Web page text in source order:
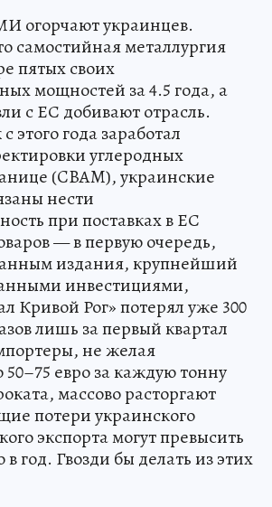
огорчают украинцев.
самостийная металлургия
пятых своих
мощностей за 4.5 года, а
с ЕС добивают отрасль.
этого года заработал
углеродных
(CBAM), украинские
нести
при поставках в ЕС
— в первую очередь,
издания, крупнейший
инвестициями,
Кривой Рог» потерял уже 300
лишь за первый квартал
не желая
50–75 евро за каждую тонну
массово расторгают
потери украинского
экспорта могут превысить
год. Гвозди бы делать из этих